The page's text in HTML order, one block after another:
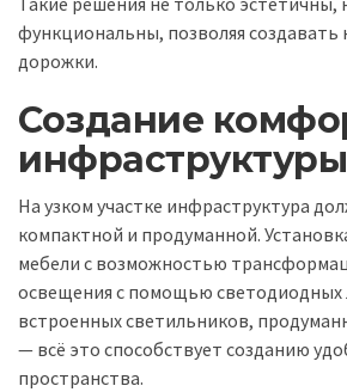
функциональны, позволяя создавать
дорожки.
Создание
инфраструктуры
На узком участке инфраструктура
компактной и продуманной.
мебели с возможностью
освещения с помощью светодиодных
встроенных светильников,
— всё это способствует созданию
пространства.